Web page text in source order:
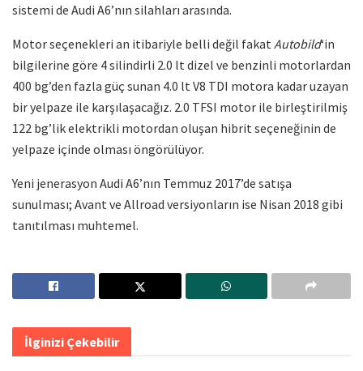
sistemi de Audi A6’nın silahları arasında.
Motor seçenekleri an itibariyle belli değil fakat Autobild‘in
bilgilerine göre 4 silindirli 2.0 lt dizel ve benzinli motorlardan
400 bg’den fazla güç sunan 4.0 lt V8 TDI motora kadar uzayan
bir yelpaze ile karşılaşacağız. 2.0 TFSI motor ile birleştirilmiş
122 bg’lik elektrikli motordan oluşan hibrit seçeneğinin de
yelpaze içinde olması öngörülüyor.
Yeni jenerasyon Audi A6’nın Temmuz 2017’de satışa
sunulması; Avant ve Allroad versiyonların ise Nisan 2018 gibi
tanıtılması muhtemel.
İlginizi Çekebilir